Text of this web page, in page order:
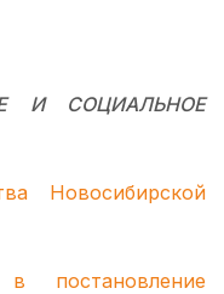
И СОЦИАЛЬНОЕ
Новосибирской
постановление